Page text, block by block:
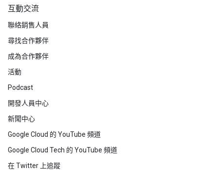
互動交流
聯絡銷售人員
尋找合作夥伴
成為合作夥伴
活動
Podcast
開發人員中心
新聞中心
Google Cloud 的 YouTube 頻道
Google Cloud Tech 的 YouTube 頻道
在 Twitter 上追蹤